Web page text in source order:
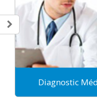
Diagnostic